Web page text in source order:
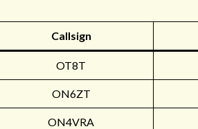
Callsign
OT8T
ON6ZT
ON4VRA